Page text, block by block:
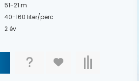
51-21 m
40-160 liter/perc
2 év